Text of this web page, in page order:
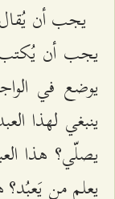
يجب أن
يجب أن يُكتب
يوضع في
ينبغي لهذا
يصلّي؟ هذا
يعلم من يَعبُد؟